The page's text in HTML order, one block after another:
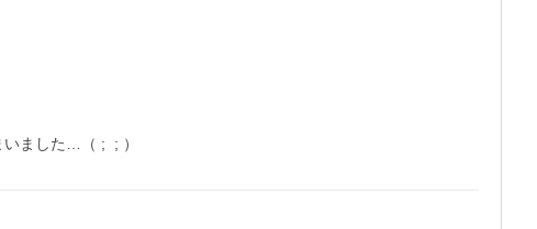
ました…（ ;  ; ）